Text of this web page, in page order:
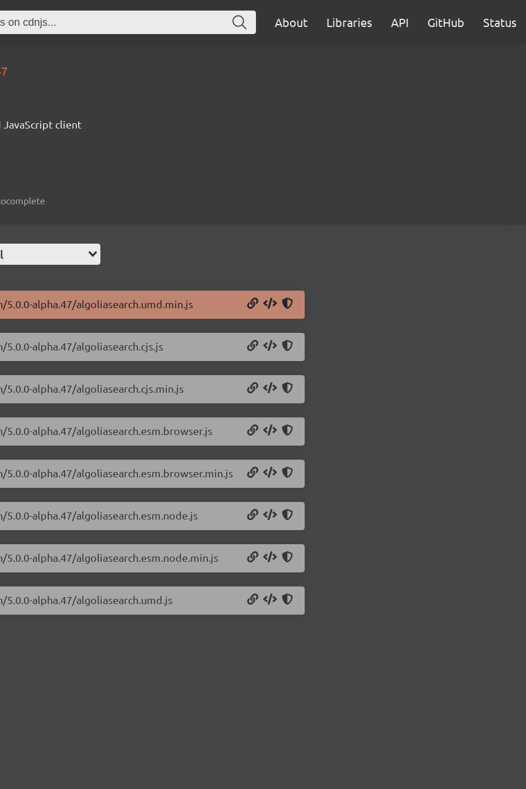
About Libraries API GitHub Status
JavaScript client
alpha.47/algoliasearch.umd.min.js
alpha.47/algoliasearch.cjs.js
alpha.47/algoliasearch.cjs.min.js
alpha.47/algoliasearch.esm.browser.js
alpha.47/algoliasearch.esm.browser.min.js
alpha.47/algoliasearch.esm.node.js
alpha.47/algoliasearch.esm.node.min.js
alpha.47/algoliasearch.umd.js